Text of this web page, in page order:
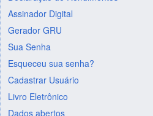
Assinador Digital
Gerador GRU
Sua Senha
Esqueceu sua senha?
Cadastrar Usuário
Livro Eletrônico
Dados abertos